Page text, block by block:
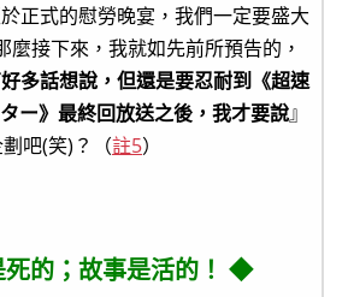
正式的慰勞晚宴，我們一定要盛大
麼接下來，我就如先前所預告的，
多話想說，但還是要忍耐到《超速
ー》最終回放送之後，我才要說』
吧(笑)？（註5）
的；故事是活的！ ◆